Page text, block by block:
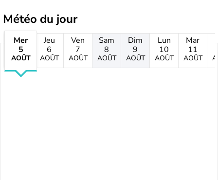
Météo du jour
Mer
5
AOÛT
Jeu
6
AOÛT
Ven
7
AOÛT
Sam
8
AOÛT
Dim
9
AOÛT
Lun
10
AOÛT
Mar
11
AOÛT